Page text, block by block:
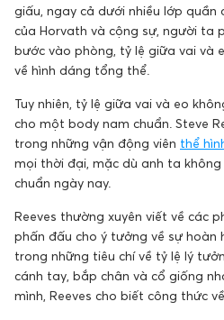
giấu, ngay cả dưới nhiều lớp quần
của Horvath và cộng sự, người ta
bước vào phòng, tỷ lệ giữa vai và
về hình dáng tổng thể.
Tuy nhiên, tỷ lệ giữa vai và eo
cho một body nam chuẩn. Steve
trong những vận động viên thể
mọi thời đại, mặc dù anh ta không
chuẩn ngày nay.
Reeves thường xuyên viết về các
phấn đấu cho ý tưởng về sự hoàn
trong những tiêu chí về tỷ lệ lý
cánh tay, bắp chân và cổ giống
mình, Reeves cho biết công thức